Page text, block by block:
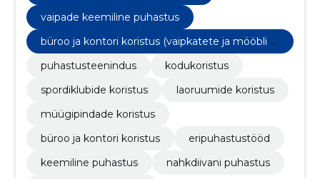
vaipade keemiline puhastus
büroo ja kontori koristus (vaipkatete ja mööbli p
uhastus, akende pesu)
puhastusteenindus
kodukoristus
spordiklubide koristus
laoruumide koristus
müügipindade koristus
büroo ja kontori koristus
eripuhastustööd
keemiline puhastus
nahkdiivani puhastus